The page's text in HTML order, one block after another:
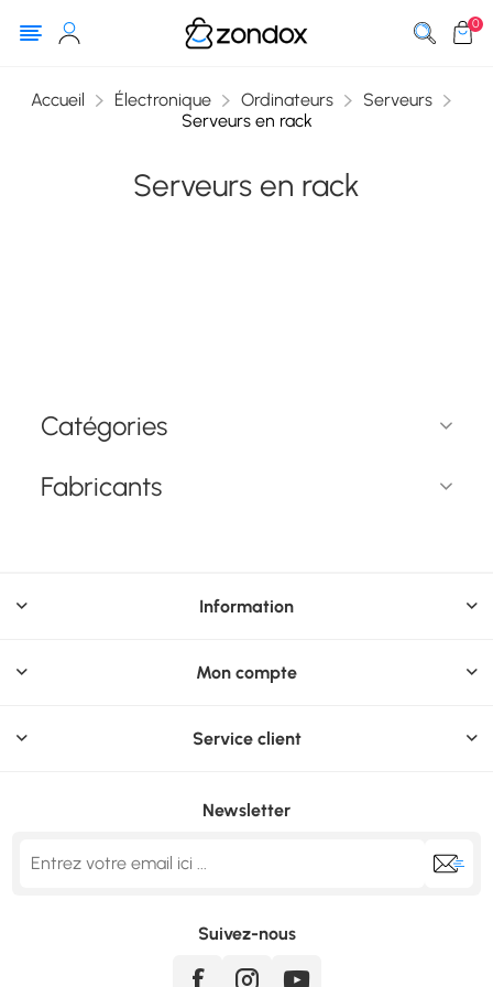
0
Accueil Électronique Ordinateurs
Serveurs
Serveurs en rack
Catégories
Fabricants
Serveurs en rack
Information
Mon compte
Service client
Newsletter
Suivez-nous